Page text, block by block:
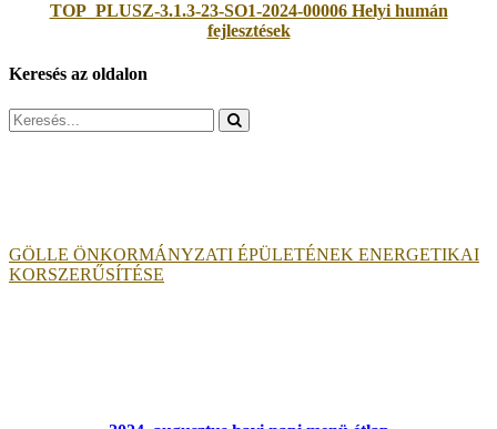
TOP_PLUSZ-3.1.3-23-SO1-2024-00006 Helyi humán
fejlesztések
Keresés az oldalon
Search
for:
GÖLLE ÖNKORMÁNYZATI ÉPÜLETÉNEK ENERGETIKAI
KORSZERŰSÍTÉSE